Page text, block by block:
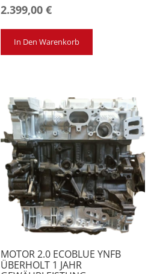
2.399,00 €
In Den Warenkorb
MOTOR 2.0 ECOBLUE YNFB
ÜBERHOLT 1 JAHR